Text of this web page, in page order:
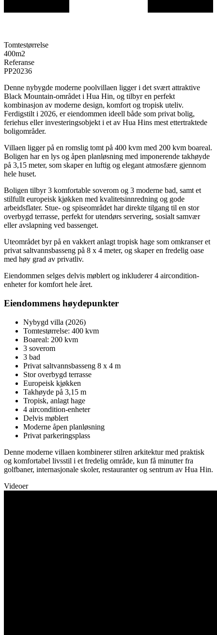
Tomtestørrelse
400m2
Referanse
PP20236
Denne nybygde moderne poolvillaen ligger i det svært attraktive
Black Mountain-området i Hua Hin, og tilbyr en perfekt
kombinasjon av moderne design, komfort og tropisk uteliv.
Ferdigstilt i 2026, er eiendommen ideell både som privat bolig,
feriehus eller investeringsobjekt i et av Hua Hins mest ettertraktede
boligområder.
Villaen ligger på en romslig tomt på 400 kvm med 200 kvm boareal.
Boligen har en lys og åpen planløsning med imponerende takhøyde
på 3,15 meter, som skaper en luftig og elegant atmosfære gjennom
hele huset.
Boligen tilbyr 3 komfortable soverom og 3 moderne bad, samt et
stilfullt europeisk kjøkken med kvalitetsinnredning og gode
arbeidsflater. Stue- og spiseområdet har direkte tilgang til en stor
overbygd terrasse, perfekt for utendørs servering, sosialt samvær
eller avslapning ved bassenget.
Uteområdet byr på en vakkert anlagt tropisk hage som omkranser et
privat saltvannsbasseng på 8 x 4 meter, og skaper en fredelig oase
med høy grad av privatliv.
Eiendommen selges delvis møblert og inkluderer 4 aircondition-
enheter for komfort hele året.
Eiendommens høydepunkter
Nybygd villa (2026)
Tomtestørrelse: 400 kvm
Boareal: 200 kvm
3 soverom
3 bad
Privat saltvannsbasseng 8 x 4 m
Stor overbygd terrasse
Europeisk kjøkken
Takhøyde på 3,15 m
Tropisk, anlagt hage
4 aircondition-enheter
Delvis møblert
Moderne åpen planløsning
Privat parkeringsplass
Denne moderne villaen kombinerer stilren arkitektur med praktisk
og komfortabel livsstil i et fredelig område, kun få minutter fra
golfbaner, internasjonale skoler, restauranter og sentrum av Hua Hin.
Videoer